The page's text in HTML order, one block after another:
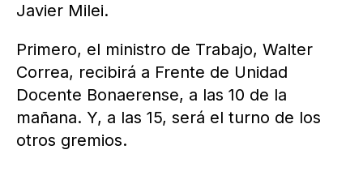
Javier Milei.
Primero, el ministro de Trabajo, Walter
Correa, recibirá a Frente de Unidad
Docente Bonaerense, a las 10 de la
mañana. Y, a las 15, será el turno de los
otros gremios.